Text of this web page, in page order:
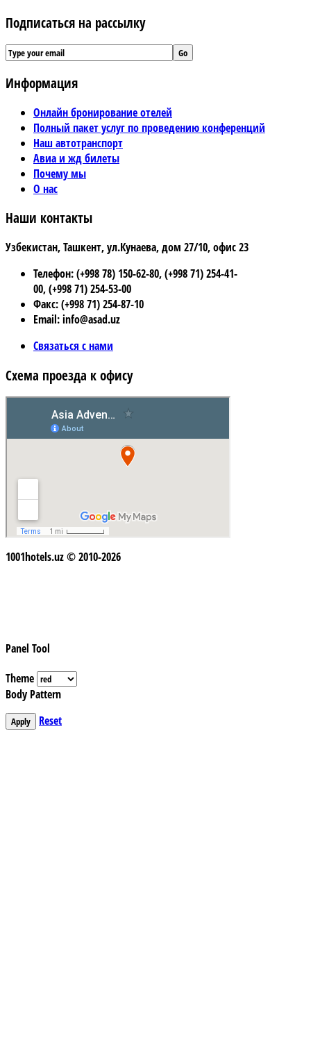
Подписаться на рассылку
Информация
Онлайн бронирование отелей
Полный пакет услуг по проведению конференций
Наш автотранспорт
Авиа и жд билеты
Почему мы
О нас
Наши контакты
Узбекистан, Ташкент, ул.Кунаева, дом 27/10, офис 23
Телефон: (+998 78) 150-62-80, (+998 71) 254-41-
00, (+998 71) 254-53-00
Факс: (+998 71) 254-87-10
Email: info@asad.uz
Связаться с нами
Схема проезда к офису
1001hotels.uz © 2010-2026
Panel Tool
Theme
Body Pattern
Apply Reset